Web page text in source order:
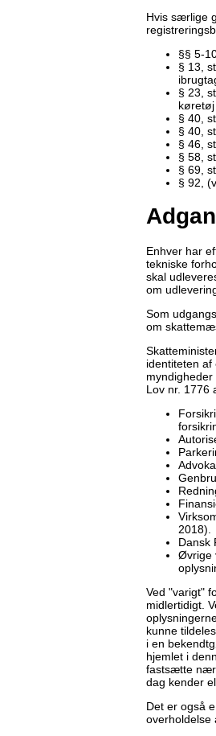
Hvis særlige
§§ 5-
§ 13,
§ 23,
§ 40,
§ 40,
§ 46,
§ 58,
§ 69,
§ 92,
Enhver har
tekniske
skal
om
Som
om
identiteten
Lov nr. 1776
2018).
Dansk
Øvrige
Ved "varigt"
midlertidigt.
kunne
i en
hjemlet i
fastsætte
dag kender
Det er også
overholdelse